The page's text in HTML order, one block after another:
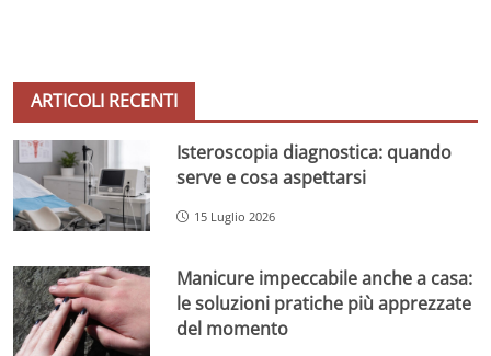
ARTICOLI RECENTI
Isteroscopia diagnostica: quando
serve e cosa aspettarsi
15 Luglio 2026
Manicure impeccabile anche a casa:
le soluzioni pratiche più apprezzate
del momento